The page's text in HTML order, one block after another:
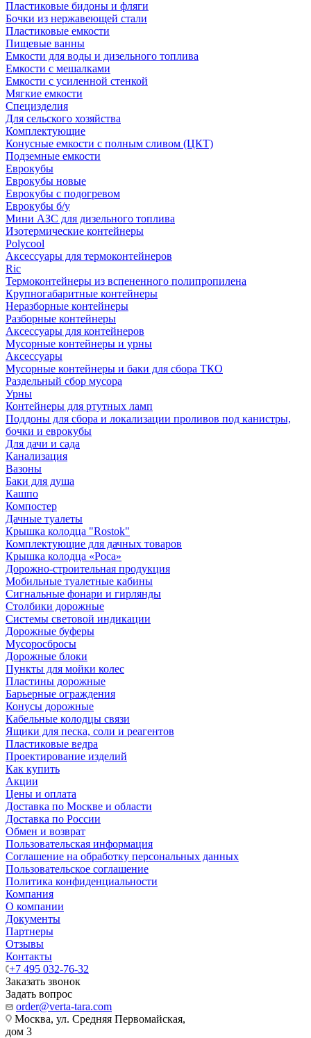
Пластиковые бидоны и фляги
Бочки из нержавеющей стали
Пластиковые емкости
Пищевые ванны
Емкости для воды и дизельного топлива
Емкости с мешалками
Емкости с усиленной стенкой
Мягкие емкости
Специзделия
Для сельского хозяйства
Комплектующие
Конусные емкости с полным сливом (ЦКТ)
Подземные емкости
Еврокубы
Еврокубы новые
Еврокубы с подогревом
Еврокубы б/у
Мини АЗС для дизельного топлива
Изотермические контейнеры
Polycool
Аксессуары для термоконтейнеров
Ric
Термоконтейнеры из вспененного полипропилена
Крупногабаритные контейнеры
Неразборные контейнеры
Разборные контейнеры
Аксессуары для контейнеров
Мусорные контейнеры и урны
Аксессуары
Мусорные контейнеры и баки для сбора ТКО
Раздельный сбор мусора
Урны
Контейнеры для ртутных ламп
Поддоны для сбора и локализации проливов под канистры,
бочки и еврокубы
Для дачи и сада
Канализация
Вазоны
Баки для душа
Кашпо
Компостер
Дачные туалеты
Крышка колодца "Rostok"
Комплектующие для дачных товаров
Крышка колодца «Роса»
Дорожно-строительная продукция
Мобильные туалетные кабины
Сигнальные фонари и гирлянды
Столбики дорожные
Системы световой индикации
Дорожные буферы
Мусоросбросы
Дорожные блоки
Пункты для мойки колес
Пластины дорожные
Барьерные ограждения
Конусы дорожные
Кабельные колодцы связи
Ящики для песка, соли и реагентов
Пластиковые ведра
Проектирование изделий
Как купить
Акции
Цены и оплата
Доставка по Москве и области
Доставка по России
Обмен и возврат
Пользовательская информация
Соглашение на обработку персональных данных
Пользовательское соглашение
Политика конфиденциальности
Компания
О компании
Документы
Партнеры
Отзывы
Контакты
+7 495 032-76-32
Заказать звонок
Задать вопрос
order@verta-tara.com
Москва, ул. Средняя Первомайская,
дом 3